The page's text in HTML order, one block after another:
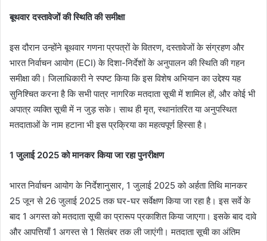
बूथवार दस्तावेजों की स्थिति की समीक्षा
इस दौरान उन्होंने बूथवार गणना प्रपत्रों के वितरण, दस्तावेजों के संग्रहण और
भारत निर्वाचन आयोग (ECI) के दिशा-निर्देशों के अनुपालन की स्थिति की गहन
समीक्षा की। जिलाधिकारी ने स्पष्ट किया कि इस विशेष अभियान का उद्देश्य यह
सुनिश्चित करना है कि सभी पात्र नागरिक मतदाता सूची में शामिल हों, और कोई भी
अपात्र व्यक्ति सूची में न जुड़ सके। साथ ही मृत, स्थानांतरित या अनुपस्थित
मतदाताओं के नाम हटाना भी इस प्रक्रिया का महत्वपूर्ण हिस्सा है।
1 जुलाई 2025 को मानकर किया जा रहा पुनरीक्षण
भारत निर्वाचन आयोग के निर्देशानुसार, 1 जुलाई 2025 को अर्हता तिथि मानकर
25 जून से 26 जुलाई 2025 तक घर-घर सर्वेक्षण किया जा रहा है। इस सर्वे के
बाद 1 अगस्त को मतदाता सूची का प्रारूप प्रकाशित किया जाएगा। इसके बाद दावे
और आपत्तियाँ 1 अगस्त से 1 सितंबर तक ली जाएंगी। मतदाता सूची का अंतिम